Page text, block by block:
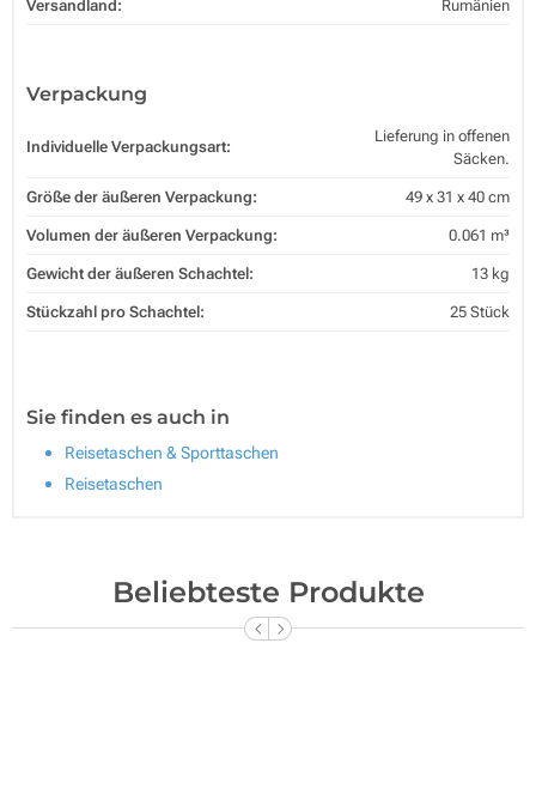
Versandland: Rumänien
Verpackung
Individuelle Verpackungsart:
Lieferung in offenen
Säcken.
Größe der äußeren Verpackung: 49 x 31 x 40 cm
Volumen der äußeren Verpackung: 0.061 m³
Gewicht der äußeren Schachtel: 13 kg
Stückzahl pro Schachtel: 25 Stück
Sie finden es auch in
Reisetaschen & Sporttaschen
Reisetaschen
Beliebteste Produkte